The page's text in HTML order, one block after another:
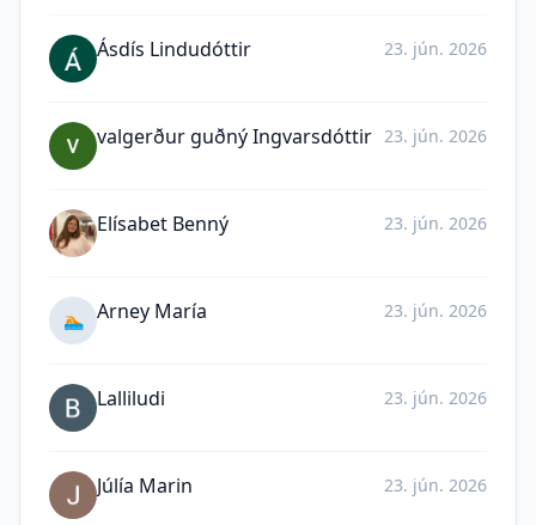
Ásdís Lindudóttir 23. jún. 2026
valgerður guðný Ingvarsdóttir 23. jún. 2026
Elísabet Benný 23. jún. 2026
🏊 Arney María 23. jún. 2026
Lalliludi 23. jún. 2026
Júlía Marin 23. jún. 2026